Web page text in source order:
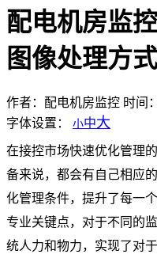
配电机房监
图像处理方式
作者：配电机房监控 时间
字体设置： 小中大
在接控市场快速优化管理
备来说，都会有自己相应
化管理条件，提升了每一
专业关键点，对于不同的
统人力和物力，实现了对